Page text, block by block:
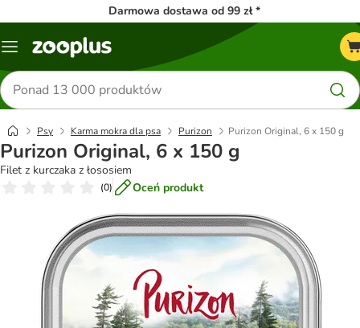
Darmowa dostawa od 99 zł *
Menu
Szukaj
produktów
Psy Karma mokra dla psa Purizon Purizon Original, 6 x 150 g
Purizon Original, 6 x 150 g
Filet z kurczaka z łososiem
(0) Oceń produkt